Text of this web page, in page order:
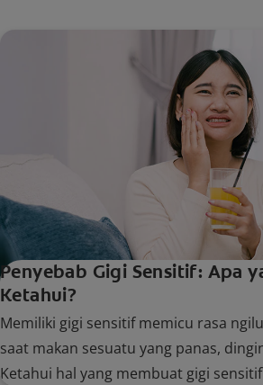
Penyebab Gigi Sensitif: Apa
Ketahui?
Memiliki gigi sensitif memicu rasa
saat makan sesuatu yang panas,
Ketahui hal yang membuat gigi